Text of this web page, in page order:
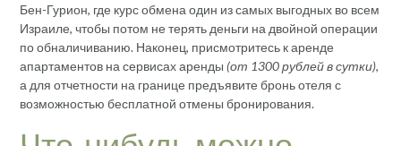
Бен-Гурион, где курс обмена один из самых выгодных во всем
Израиле, чтобы потом не терять деньги на двойной операции
по обналичиванию. Наконец, присмотритесь к аренде
апартаментов на сервисах аренды (от 1300 рублей в сутки),
а для отчетности на границе предъявите бронь отеля с
возможностью бесплатной отмены бронирования.